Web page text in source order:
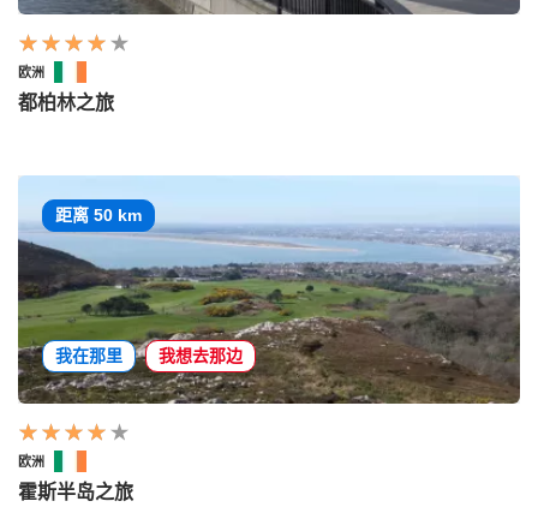
欧洲
都柏林之旅
距离 50 km
我在那里 我想去那边
欧洲
霍斯半岛之旅